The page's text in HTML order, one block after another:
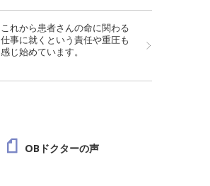
これから患者さんの命に関わる
仕事に就くという責任や重圧も
感じ始めています。
OBドクターの声